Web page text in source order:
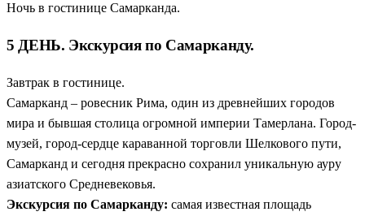
Ночь в гостинице Самарканда.
5 ДЕНЬ. Экскурсия по Самарканду.
Завтрак в гостинице.
Самарканд – ровесник Рима, один из древнейших городов
мира и бывшая столица огромной империи Тамерлана. Город-
музей, город-сердце караванной торговли Шелкового пути,
Самарканд и сегодня прекрасно сохранил уникальную ауру
азиатского Средневековья.
Экскурсия по Самарканду: самая известная площадь